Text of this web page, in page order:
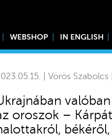
WEBSHOP IN ENGLISH
| Vörös Szabolcs |
oroszok –